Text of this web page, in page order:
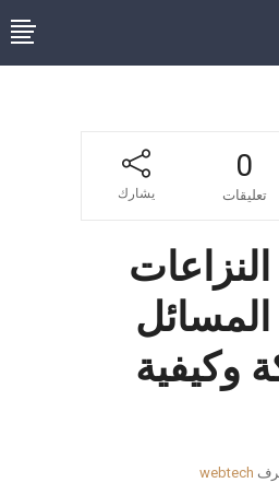
0
تعليقات يشارك
النزاعات
المسائل
وكيفية
webtech